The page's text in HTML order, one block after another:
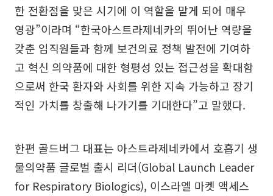
한 전환점을 맞은 시기에 이 역할을 맡게 되어 매우
영광”이라며 “한국아스트라제네카의 뛰어난 역량을
갖춘 임직원들과 함께 보건의료 정책 발전에 기여하
고 혁신 의약품에 대한 형평성 있는 접근성을 확대함
으로써 한국 환자와 사회를 위한 지속 가능하고 장기
적인 가치를 창출해 나가기를 기대한다”고 말했다.
한편 골드버그 대표는 아스트라제네카에서 호흡기 생
물의약품 글로벌 출시 리더(Global Launch Leader
for Respiratory Biologics), 이스라엘 마켓 액세스